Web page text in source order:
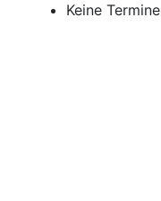
Keine Termine